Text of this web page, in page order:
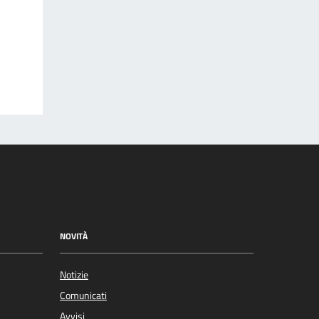
NOVITÀ
Notizie
Comunicati